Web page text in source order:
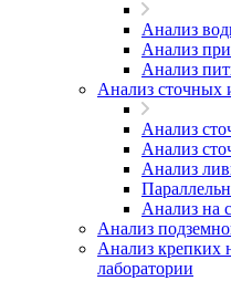
Анализ
Анализ
Анализ
Анализ сточных
Анализ
Анализ
Анализ
Анализ на
Анализ
Анализ крепких
лаборатории